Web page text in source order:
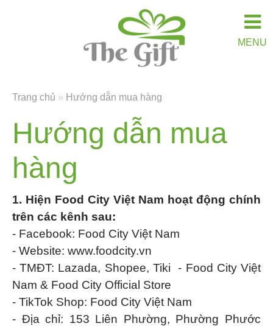
MENU
Trang chủ » Hướng dẫn mua hàng
Hướng dẫn mua
hàng
1. Hiện Food City Việt Nam hoạt động chính
trên các kênh sau:
- Facebook: Food City Việt Nam
- Website: www.foodcity.vn
- TMĐT: Lazada, Shopee, Tiki - Food City Việt
Nam & Food City Official Store
- TikTok Shop: Food City Việt Nam
- Địa chỉ: 153 Liên Phường, Phường Phước